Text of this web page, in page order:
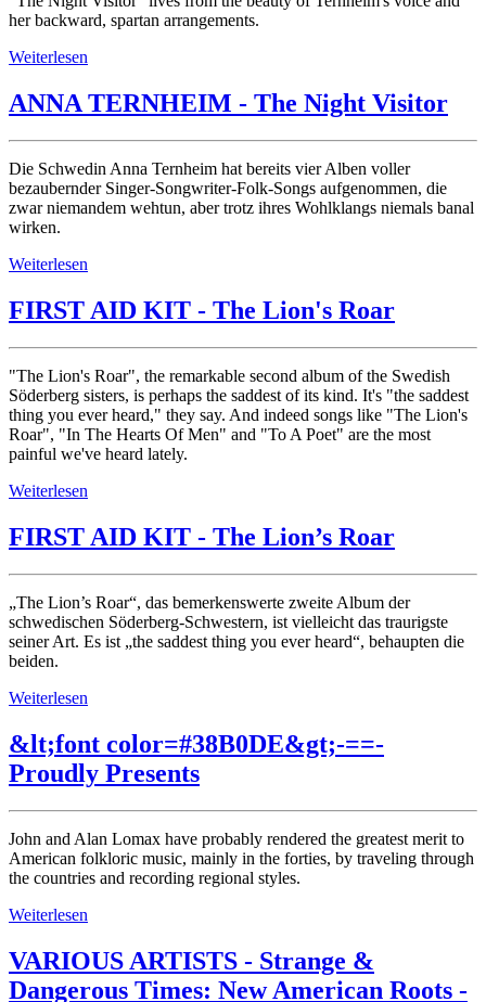
her backward, spartan arrangements.
Weiterlesen
ANNA TERNHEIM - The Night Visitor
Die Schwedin Anna Ternheim hat bereits vier Alben voller
bezaubernder Singer-Songwriter-Folk-Songs aufgenommen, die
zwar niemandem wehtun, aber trotz ihres Wohlklangs niemals banal
wirken.
Weiterlesen
FIRST AID KIT - The Lion's Roar
"The Lion's Roar", the remarkable second album of the Swedish
Söderberg sisters, is perhaps the saddest of its kind. It's "the saddest
thing you ever heard," they say. And indeed songs like "The Lion's
Roar", "In The Hearts Of Men" and "To A Poet" are the most
painful we've heard lately.
Weiterlesen
FIRST AID KIT - The Lion’s Roar
„The Lion’s Roar“, das bemerkenswerte zweite Album der
schwedischen Söderberg-Schwestern, ist vielleicht das traurigste
seiner Art. Es ist „the saddest thing you ever heard“, behaupten die
beiden.
Weiterlesen
&lt;font color=#38B0DE&gt;-==-
Proudly Presents
John and Alan Lomax have probably rendered the greatest merit to
American folkloric music, mainly in the forties, by traveling through
the countries and recording regional styles.
Weiterlesen
VARIOUS ARTISTS - Strange &
Dangerous Times: New American Roots -